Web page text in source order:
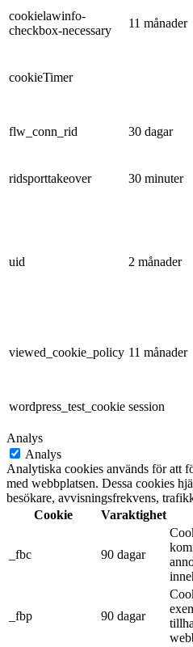
cookielawinfo-
checkbox-necessary
11 månader
cookieTimer
flw_conn_rid 30 dagar
ridsporttakeover 30 minuter
uid 2 månader
viewed_cookie_policy 11 månader
wordpress_test_cookie session
Analys
Analys
Analytiska cookies används för att
med webbplatsen. Dessa cookies
besökare, avvisningsfrekvens,
Cookie
Varaktighet
_fbc 90 dagar
_fbp 90 dagar